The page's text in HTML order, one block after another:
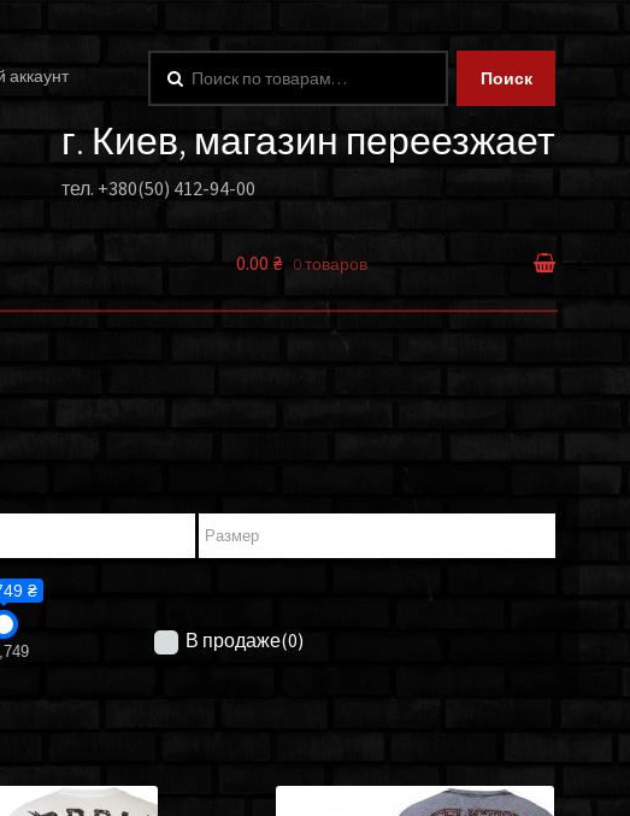
аккаунт Поиск
г. Киев, магазин переезжает
тел. +380(50) 412-94-00
0.00 ₴ 0 товаров
₴
В продаже(0)